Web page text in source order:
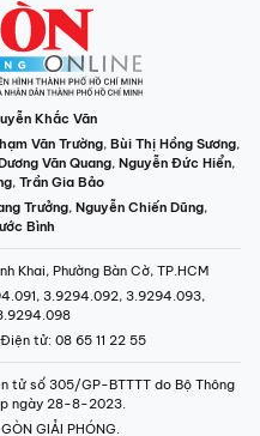
Khắc Văn
Văn Trường, Bùi Thị Hồng Sương,
Văn Quang, Nguyễn Đức Hiển,
, Trần Gia Bảo
Trưởng, Nguyễn Chiến Dũng,
Bình
Khai, Phường Bàn Cờ, TP.HCM
3.9294.092, 3.9294.093,
tử: 08 65 11 22 55
tử số 305/GP-BTTTT do Bộ Thông
ngày 28-8-2023.
GIẢI PHÓNG.